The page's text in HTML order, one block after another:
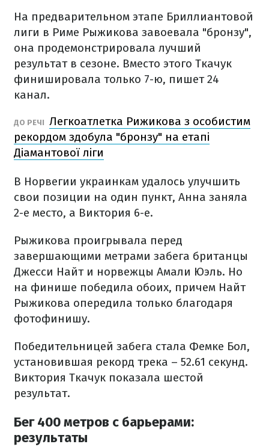
На предварительном этапе Бриллиантовой
лиги в Риме Рыжикова завоевала "бронзу",
она продемонстрировала лучший
результат в сезоне. Вместо этого Ткачук
финишировала только 7-ю, пишет 24
канал.
ДО РЕЧІ Легкоатлетка Рижикова з особистим
рекордом здобула "бронзу" на етапі
Діамантової ліги
В Норвегии украинкам удалось улучшить
свои позиции на один пункт, Анна заняла
2-е место, а Виктория 6-е.
Рыжикова проигрывала перед
завершающими метрами забега британцы
Джесси Найт и норвежцы Амали Юэль. Но
на финише победила обоих, причем Найт
Рыжикова опередила только благодаря
фотофинишу.
Победительницей забега стала Фемке Бол,
установившая рекорд трека – 52.61 секунд.
Виктория Ткачук показала шестой
результат.
Бег 400 метров с барьерами:
результаты